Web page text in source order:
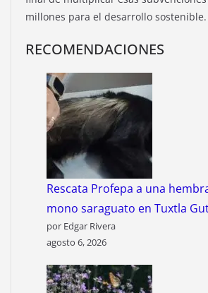
millones para el desarrollo sostenible.
RECOMENDACIONES
Rescata Profepa a una
mono saraguato en Tuxtla
por Edgar Rivera
agosto 6, 2026